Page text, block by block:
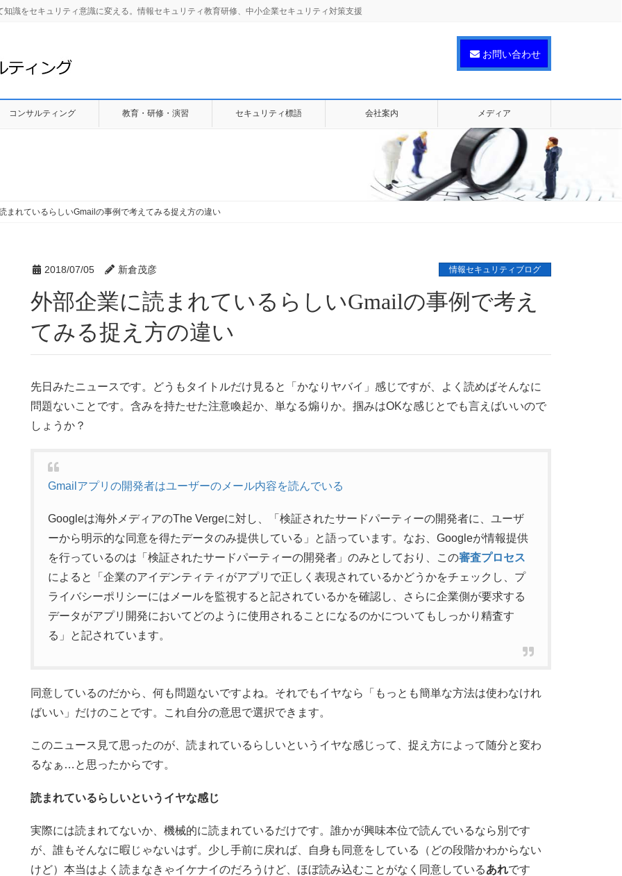
識をセキュリティ意識に変える。情報セキュリティ教育研修、中小企業セキュリティ対策支援
お問い合わせ
コンサルティング 教育・研修・演習 セキュリティ標語 会社案内 メディア
まれているらしいGmailの事例で考えてみる捉え方の違い
2018/07/05 新倉茂彦 情報セキュリティブログ
外部企業に読まれているらしいGmailの事例で考え
てみる捉え方の違い
先日みたニュースです。どうもタイトルだけ見ると「かなりヤバイ」感じですが、よく読めばそんなに
問題ないことです。含みを持たせた注意喚起か、単なる煽りか。掴みはOKな感じとでも言えばいいので
しょうか？
Gmailアプリの開発者はユーザーのメール内容を読んでいる
Googleは海外メディアのThe Vergeに対し、「検証されたサードパーティーの開発者に、ユーザ
ーから明示的な同意を得たデータのみ提供している」と語っています。なお、Googleが情報提供
を行っているのは「検証されたサードパーティーの開発者」のみとしており、この審査プロセス
によると「企業のアイデンティティがアプリで正しく表現されているかどうかをチェックし、プ
ライバシーポリシーにはメールを監視すると記されているかを確認し、さらに企業側が要求する
データがアプリ開発においてどのように使用されることになるのかについてもしっかり精査す
る」と記されています。
同意しているのだから、何も問題ないですよね。それでもイヤなら「もっとも簡単な方法は使わなけれ
ばいい」だけのことです。これ自分の意思で選択できます。
このニュース見て思ったのが、読まれているらしいというイヤな感じって、捉え方によって随分と変わ
るなぁ…と思ったからです。
読まれているらしいというイヤな感じ
実際には読まれてないか、機械的に読まれているだけです。誰かが興味本位で読んでいるなら別です
が、誰もそんなに暇じゃないはず。少し手前に戻れば、自身も同意をしている（どの段階かわからない
けど）本当はよく読まなきゃイケナイのだろうけど、ほぼ読み込むことがなく同意しているあれです